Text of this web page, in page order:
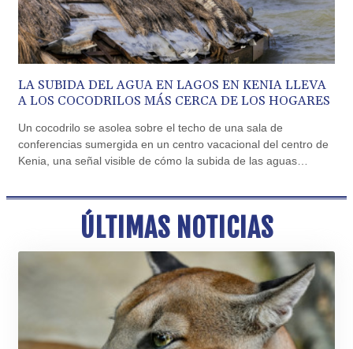
EGP 57.417408
ERN 17.302844
ETB 186.159691
FJD 2.553842
FKP 0.857346
GBP 0.857708
GGP 0.857346
GHS 13.535365
GIP 0.857346
GNF 10130.304785
GTQ 8.80021
GYD 241.302858
HKD 9.049284
HNL 30.914302
HRK 7.536546
HTG 150.809283
HUF 364.573259
IDR 20594.998152
LA SUBIDA DEL AGUA EN LAGOS EN KENIA LLEVA
A LOS COCODRILOS MÁS CERCA DE LOS HOGARES
Un cocodrilo se asolea sobre el techo de una sala de
conferencias sumergida en un centro vacacional del centro de
Kenia, una señal visible de cómo la subida de las aguas
negocios locales.
ÚLTIMAS NOTICIAS